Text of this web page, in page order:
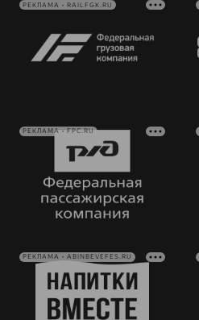
РЕКЛАМА • RAILFGK.RU
РЕКЛАМА • FPC.RU
РЕКЛАМА • ABINBEVEFES.RU